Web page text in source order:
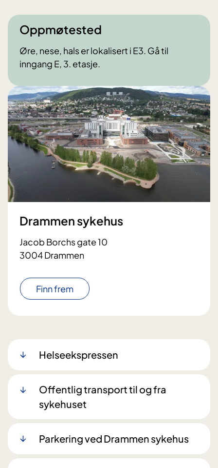
Oppmøtested
Øre, nese, hals er lokalisert i E3. Gå til
inngang E, 3. etasje.
Drammen sykehus
Jacob Borchs gate 10
3004 Drammen
Finn frem
Helseekspressen
Offentlig transport til og fra
sykehuset
Parkering ved Drammen sykehus